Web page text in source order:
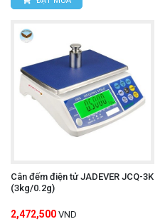
Cân đếm điện tử JADEVER JCQ-3K
(3kg/0.2g)
2,472,500 VND